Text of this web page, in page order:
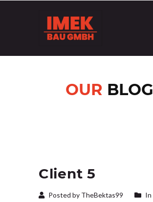
OUR BLOG
Client 5
Posted by TheBektas99 In